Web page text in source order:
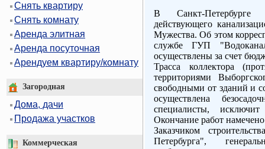
Снять квартиру
Снять комнату
Аренда элитная
Аренда посуточная
Арендуем квартиру/комнату
Загородная
Дома, дачи
Продажа участков
Коммерческая
В Санкт-Петербурге
действующего
Мужества. Об этом
службе ГУП
осуществлены за счет
Трасса коллектора
территориями
свободными от зданий и
осуществлена
специалисты,
Окончание работ
Заказчиком
Петербурга",